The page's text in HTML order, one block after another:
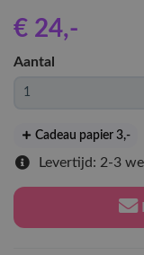
€ 24,-
Aantal
Cadeau papier 3,-
Levertijd: 2-3